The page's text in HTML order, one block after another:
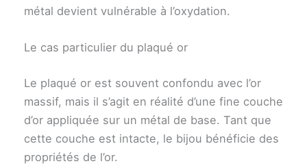
métal devient vulnérable à l’oxydation.
Le cas particulier du plaqué or
Le plaqué or est souvent confondu avec l’or
massif, mais il s’agit en réalité d’une fine couche
d’or appliquée sur un métal de base. Tant que
cette couche est intacte, le bijou bénéficie des
propriétés de l’or.